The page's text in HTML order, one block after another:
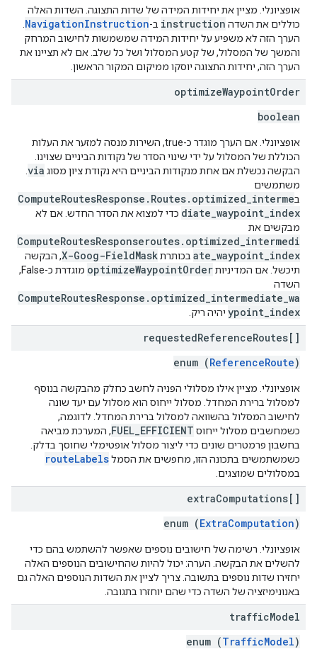
אופציונלי. מציין את יחידות המידה של שדות התצוגה. השדות האלה
כוללים את השדה instruction ב-NavigationInstruction
הערך הזה לא משפיע על יחידות המידה שמשמשות לחישוב המרחק
והמשך של המסלול, של קטע המסלול ושל כל שלב. אם לא תציינו את
הערך הזה, יחידות התצוגה יוסקו ממיקום המקור הראשון.
optimizeWaypointOrder
boolean
אופציונלי. אם הערך מוגדר כ-true, השירות מנסה למזער את העלות
הכוללת של המסלול על ידי שינוי הסדר של נקודות הביניים שצוינו.
הבקשה נכשלת אם אחת מנקודות הביניים היא נקודת ציון מסוג via
משתמשים
בComputeRoutesResponse.Routes.optimized_interme
diate_waypoint_index כדי למצוא את הסדר החדש. אם לא
מבקשים את
ComputeRoutesResponseroutes.optimized_intermedi
ate_waypoint_index בכותרתX-Goog-FieldMask, הבקשה
תיכשל. אם המדיניותoptimizeWaypointOrder
מוגדרת כ-False,
השדה
ComputeRoutesResponse.optimized_intermediate_wa
ypoint_index יהיה ריק.
requestedReferenceRoutes[]
enum (ReferenceRoute)
אופציונלי. מציין אילו מסלולי הפניה לחשב כחלק מהבקשה בנוסף
למסלול ברירת המחדל. מסלול ייחוס הוא מסלול עם יעד שונה
לחישוב המסלול בהשוואה למסלול ברירת המחדל. לדוגמה,
כשמחשבים מסלול ייחוס FUEL_EFFICIENT, המערכת מביאה
בחשבון פרמטרים שונים כדי ליצור מסלול אופטימלי שחוסך בדלק.
כשמשתמשים בתכונה הזו, מחפשים את הסמלrouteLabels
במסלולים שמוצגים.
extraComputations[]
enum (ExtraComputation)
אופציונלי. רשימה של חישובים נוספים שאפשר להשתמש בהם כדי
להשלים את הבקשה. הערה: יכול להיות שהחישובים הנוספים האלה
יחזירו שדות נוספים בתשובה. צריך לציין את השדות הנוספים האלה גם
באנונימיזציה של השדה כדי שהם יוחזרו בתגובה.
trafficModel
enum (TrafficModel)